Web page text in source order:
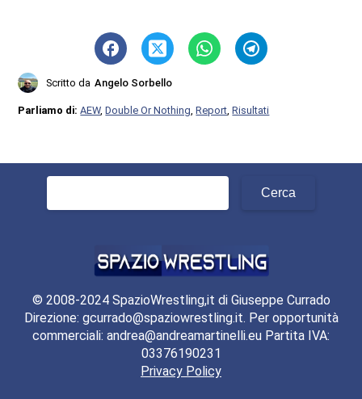
Scritto da Angelo Sorbello
Parliamo di:AEW,Double Or Nothing ,Report ,Risultati
© 2008-2024 SpazioWrestling,it di Giuseppe Currado
Direzione: gcurrado@spaziowrestling.it. Per opportunità
commerciali: andrea@andreamartinelli.eu Partita IVA:
03376190231
Privacy Policy